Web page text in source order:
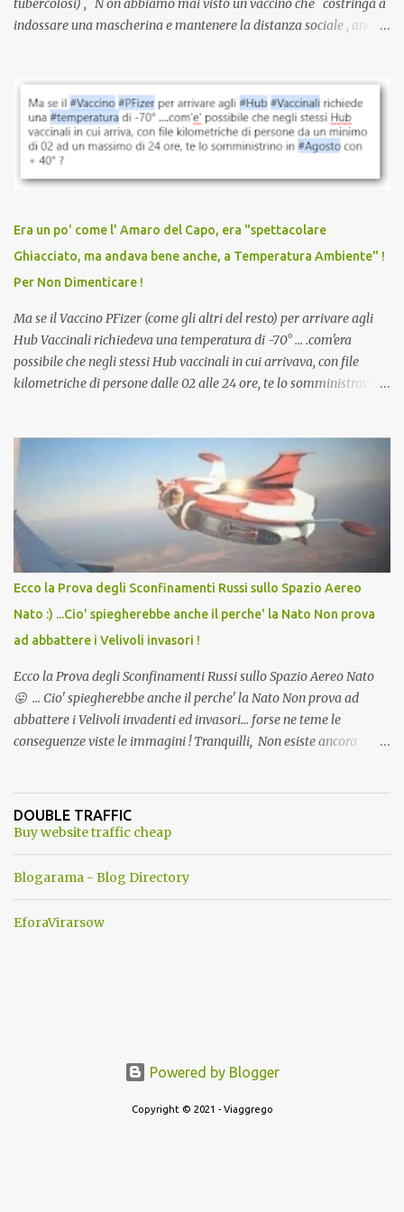
tubercolosi) , N on abbiamo mai visto un vaccino che costringa a
indossare una mascherina e mantenere la distanza sociale , anche
vaccinazione. Non avevamo mai sentito parlare di ricompense,
sconti, incentivi per vaccinarsi. Non avevamo mai visto
discriminazioni per coloro che non l’hanno fatto. Se non sei stato
vaccinato, nessuno aveva prima cercato di farti sentire una
persona cattiva. Non avevamo mai visto un vaccino che minacci le
vaccino usato per minacciare i mezzi di sussistenza, il lavoro o la
scuola. Non avevamo mai visto un vaccino che permettesse a un
dodicenne di ignorare il consenso dei genitori. Dopo tutti i vaccini
che abbiamo elencato sopra...
Era un po' come l' Amaro del Capo, era "spettacolare
Ghiacciato, ma andava bene anche, a Temperatura Ambiente" !
Per Non Dimenticare !
Ma se il Vaccino PFizer (come gli altri del resto) per arrivare agli
Hub Vaccinali richiedeva una temperatura di -70° ... .com'era
possibile che negli stessi Hub vaccinali in cui arrivava, con file
kilometriche di persone dalle 02 alle 24 ore, te lo somministravano
Vaccino come: l' Amaro del Capo, era "spettacolare Ghiacciato, ma
andava bene anche, a Temperatura Ambiente"! Riproponiamo
l'articolo per NON Dimenticare!
Ecco la Prova degli Sconfinamenti Russi sullo Spazio Aereo
Nato :) ...Cio' spiegherebbe anche il perche' la Nato Non prova
ad abbattere i Velivoli invasori !
Ecco la Prova degli Sconfinamenti Russi sullo Spazio Aereo Nato
😛 ... Cio' spiegherebbe anche il perche' la Nato Non prova ad
abbattere i Velivoli invadenti ed invasori... forse ne teme le
conseguenze viste le immagini ! Tranquilli, Non esiste ancora
ancora una fantasia Nato o forse una "False Flag", per provocare
una guerra mondiale che difficilmente da menti sane, potrebbe
DOUBLE TRAFFIC
Buy website traffic cheap
Blogarama - Blog Directory
EforaVirarsow
Powered by Blogger
Copyright © 2021 - Viaggrego